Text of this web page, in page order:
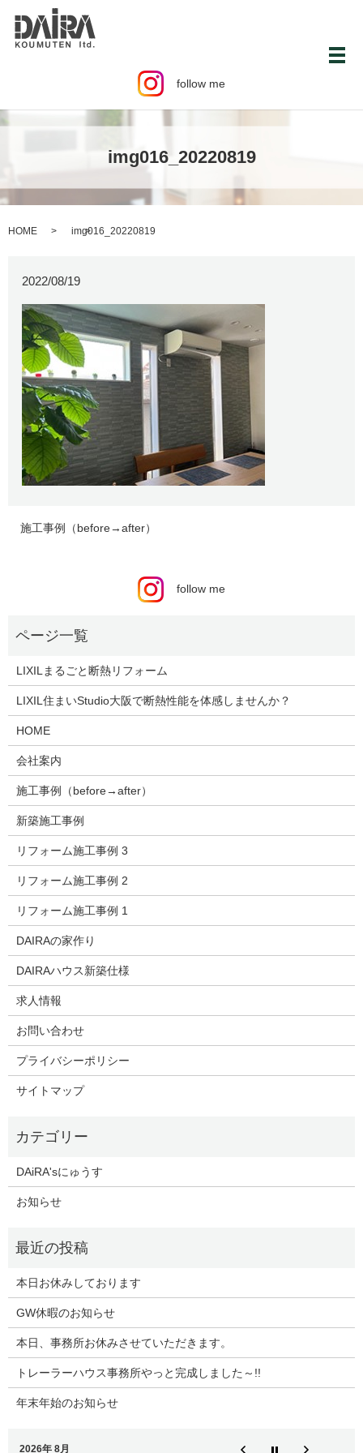
follow me
メ
img016_20220819
HOME img016_20220819
2022/08/19
施工事例（before→after）
follow me
LIXILまるごと断熱リフォーム
LIXIL住まいStudio大阪で断熱性能を体感しませんか？
HOME
会社案内
施工事例（before→after）
新築施工事例
リフォーム施工事例 3
リフォーム施工事例 2
リフォーム施工事例 1
DAIRAの家作り
DAIRAハウス新築仕様
求人情報
お問い合わせ
プライバシーポリシー
サイトマップ
DAiRA'sにゅうす
お知らせ
本日お休みしております
GW休暇のお知らせ
本日、事務所お休みさせていただきます。
トレーラーハウス事務所やっと完成しました～!!
年末年始のお知らせ
2026年 8月